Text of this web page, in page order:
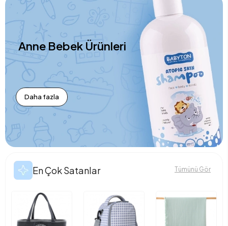
Anne Bebek Ürünleri
Daha fazla
En Çok Satanlar Tümünü Gör